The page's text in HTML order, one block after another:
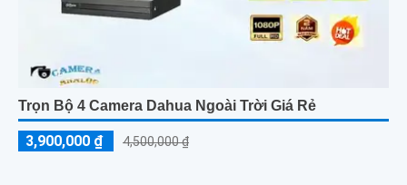
Trọn Bộ 4 Camera Dahua Ngoài Trời Giá Rẻ
3,900,000 ₫ 4,500,000 ₫